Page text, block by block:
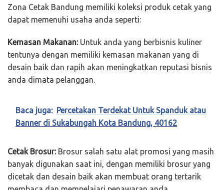
Zona Cetak Bandung memiliki koleksi produk cetak yang
dapat memenuhi usaha anda seperti:
Kemasan Makanan:Untuk anda yang berbisnis kuliner
tentunya dengan memiliki kemasan makanan yang di
desain baik dan rapih akan meningkatkan reputasi bisnis
anda dimata pelanggan.
Baca juga: Percetakan Terdekat Untuk Spanduk atau
Banner di Sukabungah Kota Bandung, 40162
Cetak Brosur:Brosur salah satu alat promosi yang masih
banyak digunakan saat ini, dengan memiliki brosur yang
dicetak dan desain baik akan membuat orang tertarik